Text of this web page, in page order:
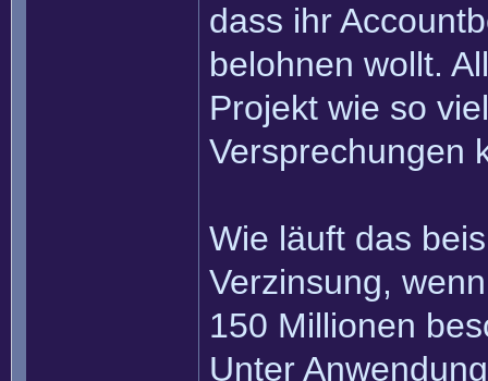
dass ihr
belohnen wollt.
Projekt wie so
Versprechungen
Wie läuft das
Verzinsung,
150 Millionen
Unter